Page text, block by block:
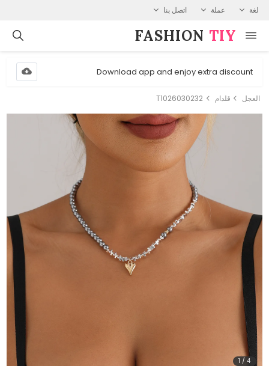
لغة عملة اتصل بنا
FASHION⁠ TIY
Download app and enjoy extra discount
العجل قلدام T1026030232
1 /4